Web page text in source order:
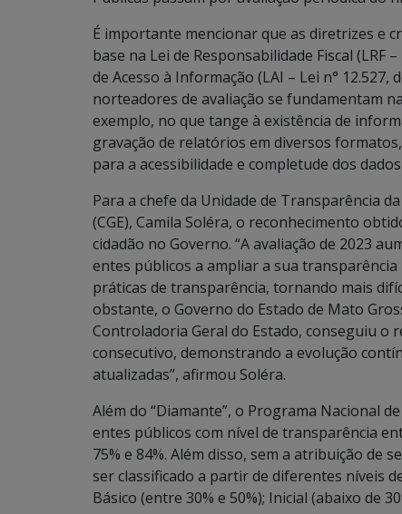
É importante mencionar que as diretrizes e
base na Lei de Responsabilidade Fiscal (LRF
de Acesso à Informação (LAI – Lei n° 12.527,
norteadores de avaliação se fundamentam
exemplo, no que tange à existência de
gravação de relatórios em diversos
para a acessibilidade e completude dos
Para a chefe da Unidade de Transparência
(CGE), Camila Soléra, o reconhecimento
cidadão no Governo. “A avaliação de 2023
entes públicos a ampliar a sua
práticas de transparência, tornando mais
obstante, o Governo do Estado de Mato
Controladoria Geral do Estado, conseguiu o
consecutivo, demonstrando a evolução
atualizadas”, afirmou Soléra.
Além do “Diamante”, o Programa Nacional
entes públicos com nível de transparência
75% e 84%. Além disso, sem a atribuição de
ser classificado a partir de diferentes níveis
Básico (entre 30% e 50%); Inicial (abaixo de